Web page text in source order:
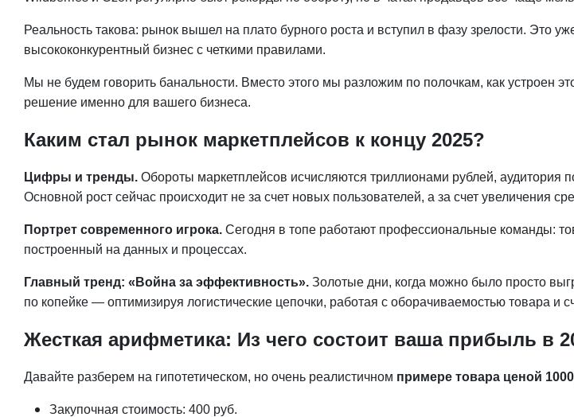
Реальность такова: рынок вышел на плато бурного роста и вступил в фазу зрелости. Это
высококонкурентный бизнес с четкими правилами.
Мы не будем говорить банальности. Вместо этого мы разложим по полочкам, как устроен
решение именно для вашего бизнеса.
Каким стал рынок маркетплейсов к концу 2025?
Цифры и тренды. Обороты маркетплейсов исчисляются триллионами рублей,
Основной рост сейчас происходит не за счет новых пользователей, а за счет увеличения
Портрет современного игрока. Сегодня в топе работают профессиональные команды:
построенный на данных и процессах.
Главный тренд: «Война за эффективность». Золотые дни, когда можно было просто
по копейке — оптимизируя логистические цепочки, работая с оборачиваемостью товара и
Жесткая арифметика: Из чего состоит ваша прибыль в
Давайте разберем на гипотетическом, но очень реалистичном примере товара ценой
Закупочная стоимость: 400 руб.